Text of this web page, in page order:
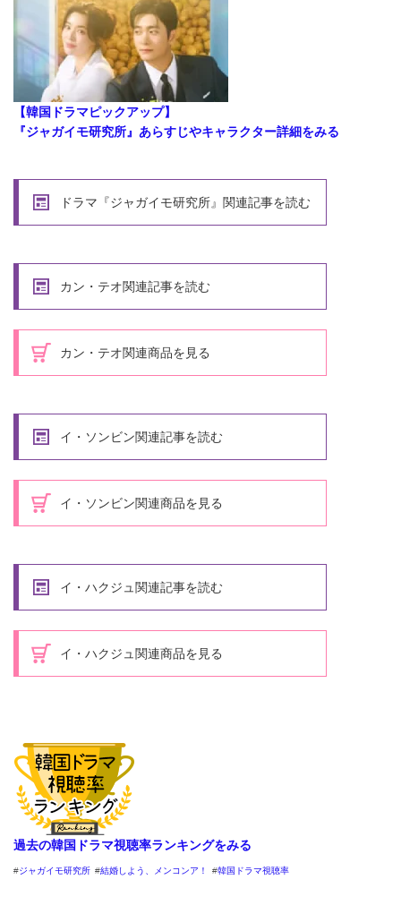
【韓国ドラマピックアップ】
『ジャガイモ研究所』あらすじやキャラクター詳細をみる
ドラマ『ジャガイモ研究所』関連記事を読む
カン・テオ関連記事を読む
カン・テオ関連商品を見る
イ・ソンビン関連記事を読む
イ・ソンビン関連商品を見る
イ・ハクジュ関連記事を読む
イ・ハクジュ関連商品を見る
過去の韓国ドラマ視聴率ランキングをみる
ジャガイモ研究所 結婚しよう、メンコンア！ 韓国ドラマ視聴率